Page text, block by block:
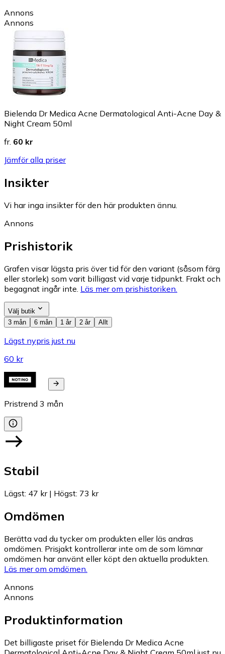
Annons
Annons
Bielenda Dr Medica Acne Dermatological Anti-Acne Day &
Night Cream 50ml
fr. 60 kr
Jämför alla priser
Insikter
Vi har inga insikter för den här produkten ännu.
Annons
Prishistorik
Grafen visar lägsta pris över tid för den variant (såsom färg
eller storlek) som varit billigast vid varje tidpunkt. Frakt och
begagnat ingår inte. Läs mer om prishistoriken.
Välj butik
3 mån
6 mån 1 år 2 år Allt
Lägst nypris just nu
60 kr
Pristrend 3 mån
Stabil
Lägst: 47 kr| Högst: 73 kr
Omdömen
Berätta vad du tycker om produkten eller läs andras
omdömen. Prisjakt kontrollerar inte om de som lämnar
omdömen har använt eller köpt den aktuella produkten.
Läs mer om omdömen.
Annons
Annons
Produktinformation
Det billigaste priset för Bielenda Dr Medica Acne